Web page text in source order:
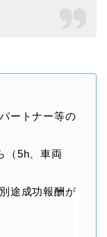
ートナー等の
（5h、車両
途成功報酬が